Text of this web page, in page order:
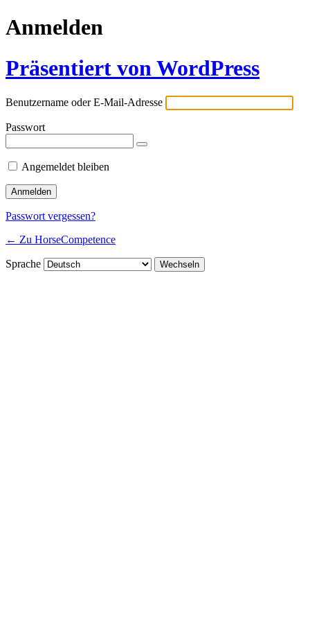
Anmelden
Präsentiert von WordPress
Benutzername oder E-Mail-Adresse
Passwort
Angemeldet bleiben
Passwort vergessen?
← Zu HorseCompetence
Sprache